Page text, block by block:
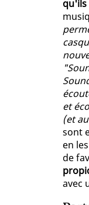
qu'ils
et
(et
sont
en
de
avec